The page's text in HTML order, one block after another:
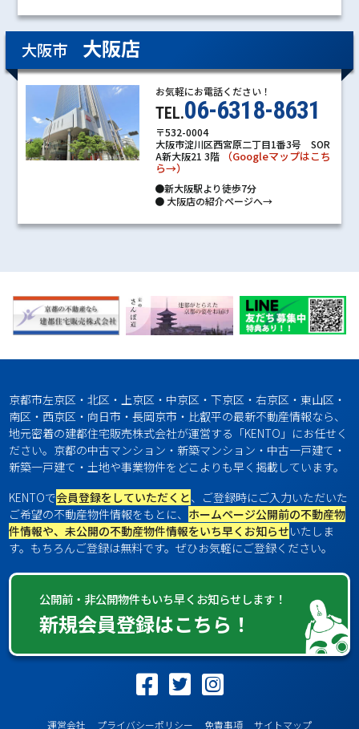
大阪市 大阪店
お気軽にお電話ください！
TEL.06-6318-8631
〒532-0004
大阪市淀川区西宮原二丁目1番3号 SOR
A新大阪21 3階
（Googleマップはこち
ら→）
●新大阪駅より徒歩7分
●大阪店の紹介ページへ→
京都市左京区・北区・上京区・中京区・下京区・右京区・東山区・
南区・西京区・向日市・長岡京市・比叡平の最新不動産情報なら、
地元密着の建都住宅販売株式会社が運営する「KENTO」にお任せく
ださい。京都の中古マンション・新築マンション・中古一戸建て・
新築一戸建て・土地や事業物件をどこよりも早く掲載しています。
KENTOで会員登録をしていただくと、ご登録時にご入力いただいた
ご希望の不動産物件情報をもとに、 ホームページ公開前の不動産物
件情報や、未公開の不動産物件情報をいち早くお知らせいたしま
す。もちろんご登録は無料です。ぜひお気軽にご登録ください。
公開前・非公開物件もいち早くお知らせします！
新規会員登録はこちら！
運営会社 プライバシーポリシー 免責事項 サイトマップ